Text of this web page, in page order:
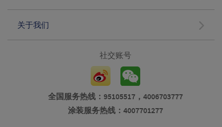
关于我们
社交账号
全国服务热线：95105517，4006703777
涂装服务热线：4007701277